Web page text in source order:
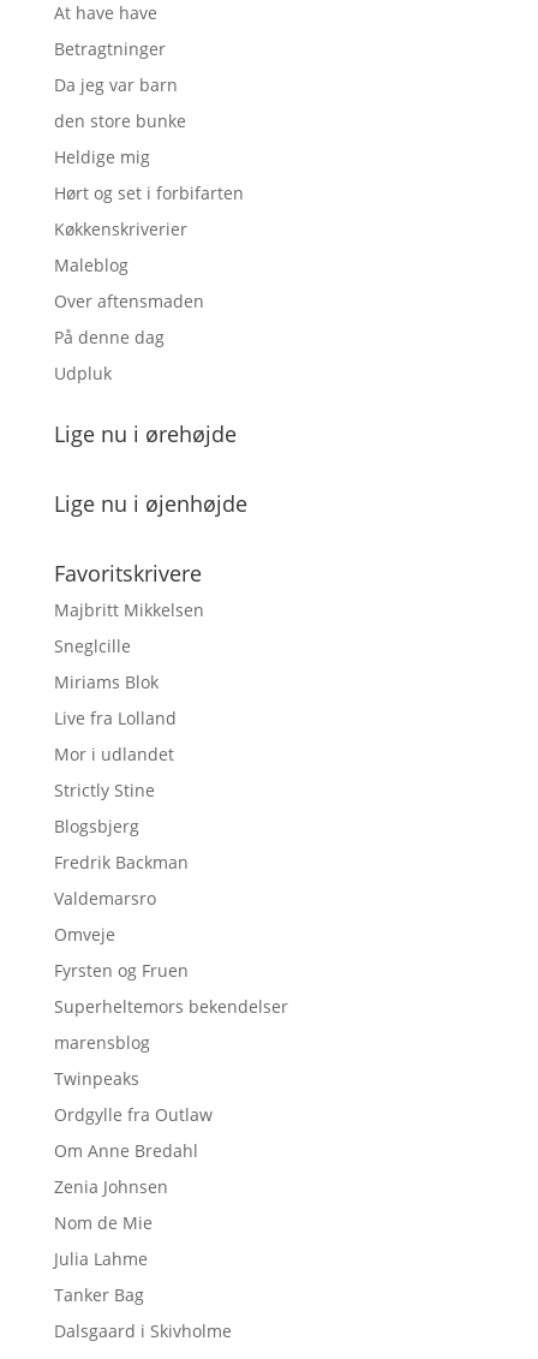
At have have
Betragtninger
Da jeg var barn
den store bunke
Heldige mig
Hørt og set i forbifarten
Køkkenskriverier
Maleblog
Over aftensmaden
På denne dag
Udpluk
Lige nu i ørehøjde
Lige nu i øjenhøjde
Favoritskrivere
Majbritt Mikkelsen
Sneglcille
Miriams Blok
Live fra Lolland
Mor i udlandet
Strictly Stine
Blogsbjerg
Fredrik Backman
Valdemarsro
Omveje
Fyrsten og Fruen
Superheltemors bekendelser
marensblog
Twinpeaks
Ordgylle fra Outlaw
Om Anne Bredahl
Zenia Johnsen
Nom de Mie
Julia Lahme
Tanker Bag
Dalsgaard i Skivholme